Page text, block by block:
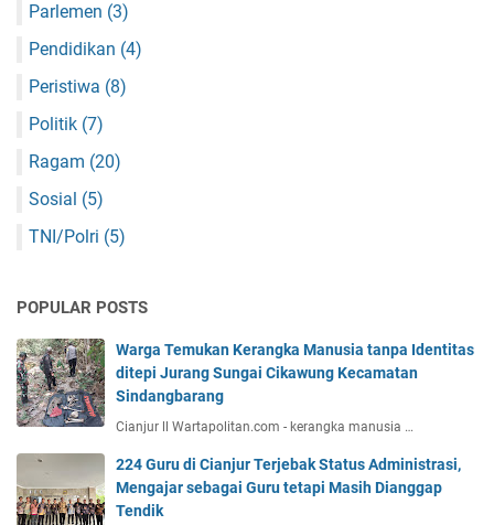
Parlemen (3)
Pendidikan (4)
Peristiwa (8)
Politik (7)
Ragam (20)
Sosial (5)
TNI/Polri (5)
POPULAR POSTS
Warga Temukan Kerangka Manusia tanpa Identitas
ditepi Jurang Sungai Cikawung Kecamatan
Sindangbarang
Cianjur ll Wartapolitan.com - kerangka manusia …
224 Guru di Cianjur Terjebak Status Administrasi,
Mengajar sebagai Guru tetapi Masih Dianggap
Tendik